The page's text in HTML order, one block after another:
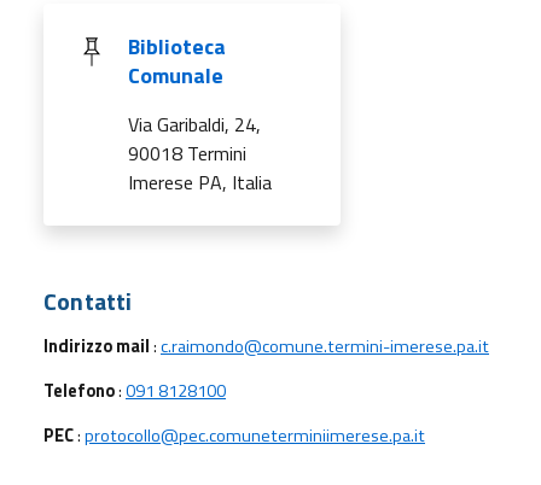
Biblioteca
Comunale
Via Garibaldi, 24,
90018 Termini
Imerese PA, Italia
Contatti
Indirizzo mail:c.raimondo@comune.termini-imerese.pa.it
Telefono:091 8128100
PEC:protocollo@pec.comuneterminiimerese.pa.it